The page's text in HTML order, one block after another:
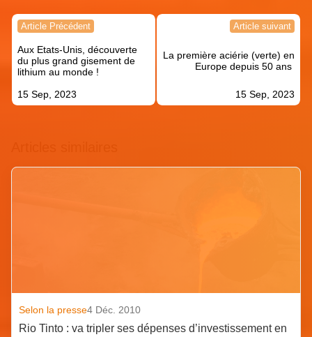
Navigation
l’article
Article Précédent
Aux Etats-Unis, découverte
du plus grand gisement de
lithium au monde !
15 Sep, 2023
Article suivant
La première aciérie (verte) en
Europe depuis 50 ans
15 Sep, 2023
Selon la presse4 Déc. 2010
Rio Tinto : va tripler ses dépenses d’investissement en